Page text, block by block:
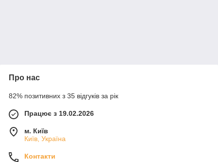
Про нас
82% позитивних з 35 відгуків за рік
Працює з 19.02.2026
м. Київ
Київ, Україна
Контакти